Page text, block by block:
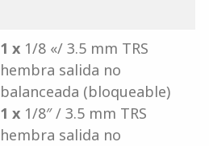
1 x 1/8 «/ 3.5 mm TRS
hembra salida no
balanceada (bloqueable)
1 x 1/8″ / 3.5 mm TRS
hembra salida no